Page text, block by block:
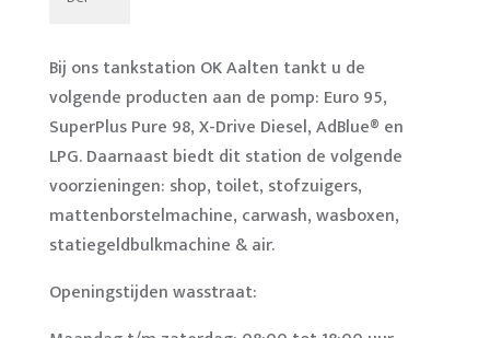
Bij ons tankstation OK Aalten tankt u de
volgende producten aan de pomp: Euro 95,
SuperPlus Pure 98, X-Drive Diesel, AdBlue® en
LPG. Daarnaast biedt dit station de volgende
voorzieningen: shop, toilet, stofzuigers,
mattenborstelmachine, carwash, wasboxen,
statiegeldbulkmachine & air.
Openingstijden wasstraat: